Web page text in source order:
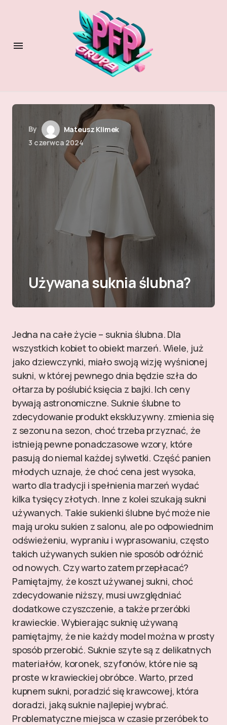
By
Mateusz Klimek
3 czerwca 2024
Używana suknia ślubna?
Jedna na całe życie – suknia ślubna. Dla
wszystkich kobiet to obiekt marzeń. Wiele, już
jako dziewczynki, miało swoją wizję wyśnionej
sukni, w której pewnego dnia będzie szła do
ołtarza by poślubić księcia z bajki. Ich ceny
bywają astronomiczne. Suknie ślubne to
zdecydowanie produkt ekskluzywny. zmienia się
z sezonu na sezon, choć trzeba przyznać, że
istnieją pewne ponadczasowe wzory, które
pasują do niemal każdej sylwetki. Część panien
młodych uznaje, że choć cena jest wysoka,
warto dla tradycji i spełnienia marzeń wydać
kilka tysięcy złotych. Inne z kolei szukają sukni
używanych. Takie sukienki ślubne być może nie
mają uroku sukien z salonu, ale po odpowiednim
odświeżeniu, wypraniu i wyprasowaniu, często
takich używanych sukien nie sposób odróżnić
od nowych. Czy warto zatem przepłacać?
Pamiętajmy, że koszt używanej sukni, choć
zdecydowanie niższy, musi uwzględniać
dodatkowe czyszczenie, a także przeróbki
krawieckie. Wybierając suknię używaną
pamiętajmy, że nie każdy model można w prosty
sposób przerobić. Suknie szyte są z delikatnych
materiałów, koronek, szyfonów, które nie są
proste w krawieckiej obróbce. Warto, przed
kupnem sukni, poradzić się krawcowej, która
doradzi, jaką suknie najlepiej wybrać.
Problematyczne miejsca w czasie przeróbek to